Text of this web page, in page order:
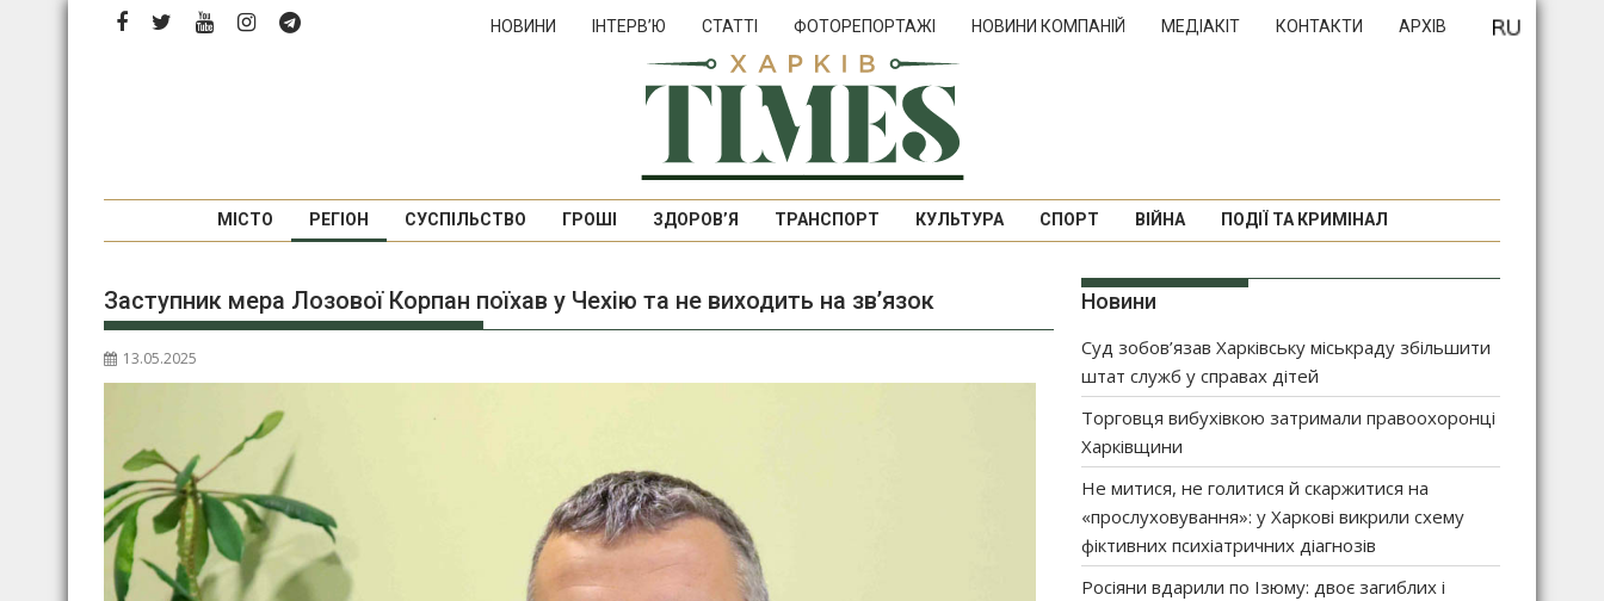
Перейти
НОВИНИ ІНТЕРВ’Ю СТАТТІ ФОТОРЕПОРТАЖІ НОВИНИ КОМПАНІЙ МЕДІАКІТ КОНТАКТИ АРХІВ
МІСТО РЕГІОН СУСПІЛЬСТВО ГРОШІ ЗДОРОВ’Я ТРАНСПОРТ КУЛЬТУРА СПОРТ ВІЙНА ПОДІЇ ТА КРИМІНАЛ
Заступник мера Лозової Корпан поїхав у Чехію та не виходить на зв’язок
13.05.2025
Новини
Суд зобов’язав Харківську міськраду збільшити
штат служб у справах дітей
Торговця вибухівкою затримали правоохоронці
Харківщини
Не митися, не голитися й скаржитися на
«прослуховування»: у Харкові викрили схему
фіктивних психіатричних діагнозів
Росіяни вдарили по Ізюму: двоє загиблих і